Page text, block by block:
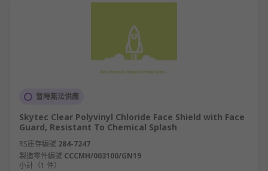
暫時無法供應
Skytec Clear Polyvinyl Chloride Face Shield with Face
Guard, Resistant To Chemical Splash
RS庫存編號 284-7247
製造零件編號 CCCMH/003100/GN19
小計（1 件）